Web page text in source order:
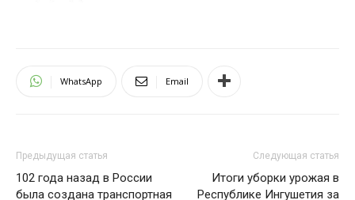
WhatsApp Email
Предыдущая статья
102 года назад в России
была создана транспортная
Следующая статья
Итоги уборки урожая в
Республике Ингушетия за